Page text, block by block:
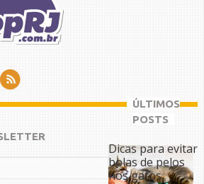
ÚLTIMOS
POSTS
Dicas para evitar
bolas de pelos
nos gatos